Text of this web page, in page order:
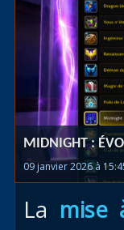
MIDNIGHT :
09 janvier 2026 à
La mise